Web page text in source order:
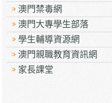
澳門禁毒網
澳門大專學生部落
學生輔導資源網
澳門親職教育資訊網
家長課堂